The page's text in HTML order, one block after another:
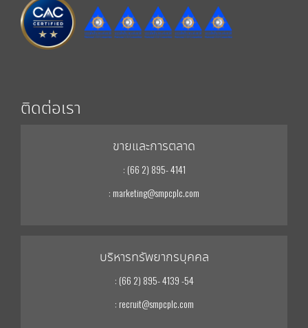
ติดต่อเรา
ขายและการตลาด
: (66 2) 895- 4141
: marketing@smpcplc.com
บริหารทรัพยากรบุคคล
: (66 2) 895- 4139 -54
: recruit@smpcplc.com